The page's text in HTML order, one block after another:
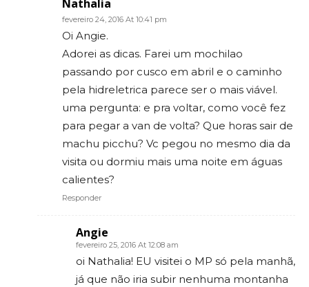
Nathalia
fevereiro 24, 2016 At 10:41 pm
Oi Angie.
Adorei as dicas. Farei um mochilao
passando por cusco em abril e o caminho
pela hidreletrica parece ser o mais viável.
uma pergunta: e pra voltar, como você fez
para pegar a van de volta? Que horas sair de
machu picchu? Vc pegou no mesmo dia da
visita ou dormiu mais uma noite em águas
calientes?
Responder
Angie
fevereiro 25, 2016 At 12:08 am
oi Nathalia! EU visitei o MP só pela manhã,
já que não iria subir nenhuma montanha